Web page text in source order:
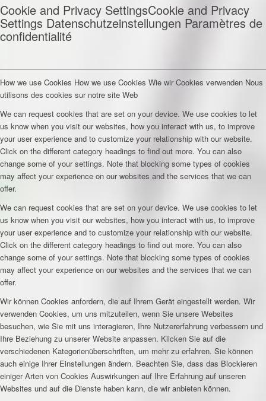
Cookie and Privacy SettingsCookie and Privacy
Settings Datenschutzeinstellungen Paramètres de
confidentialité
How we use Cookies How we use Cookies Wie wir Cookies verwenden Nous
utilisons des cookies sur notre site Web
We can request cookies that are set on your device. We use cookies to let
us know when you visit our websites, how you interact with us, to improve
your user experience and to customize your relationship with our website.
Click on the different category headings to find out more. You can also
change some of your settings. Note that blocking some types of cookies
may affect your experience on our websites and the services that we can
offer.
We can request cookies that are set on your device. We use cookies to let
us know when you visit our websites, how you interact with us, to improve
your user experience and to customize your relationship with our website.
Click on the different category headings to find out more. You can also
change some of your settings. Note that blocking some types of cookies
may affect your experience on our websites and the services that we can
offer.
Wir können Cookies anfordern, die auf Ihrem Gerät eingestellt werden. Wir
verwenden Cookies, um uns mitzuteilen, wenn Sie unsere Websites
besuchen, wie Sie mit uns interagieren, Ihre Nutzererfahrung verbessern und
Ihre Beziehung zu unserer Website anpassen. Klicken Sie auf die
verschiedenen Kategorienüberschriften, um mehr zu erfahren. Sie können
auch einige Ihrer Einstellungen ändern. Beachten Sie, dass das Blockieren
einiger Arten von Cookies Auswirkungen auf Ihre Erfahrung auf unseren
Websites und auf die Dienste haben kann, die wir anbieten können.